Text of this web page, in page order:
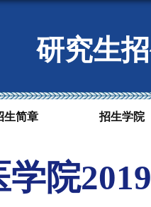
研究生
生简章 招生学院
学院